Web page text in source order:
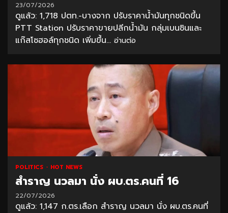
23/07/2026
ดูแล้ว: 1,718 ปตท.-บางจาก ปรับราคาน้ำมันทุกชนิดขึ้น
PTT Station ปรับราคาขายปลีกน้ำมัน กลุ่มเบนซินและ
แก๊สโซฮอล์ทุกชนิด เพิ่มขึ้น... อ่านต่อ
POLITICS HOT NEWS
สำราญ นวลมา นั่ง ผบ.ตร.คนที่ 16
22/07/2026
ดูแล้ว: 1,147 ก.ตร.เลือก สำราญ นวลมา นั่ง ผบ.ตร.คนที่